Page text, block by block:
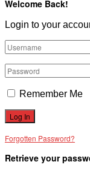
Welcome Back!
Login to your
Remember Me
Forgotten Password?
Retrieve your